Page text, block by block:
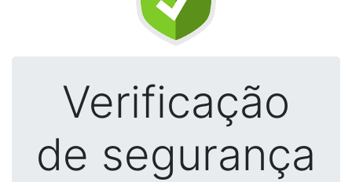
Verificação
de segurança